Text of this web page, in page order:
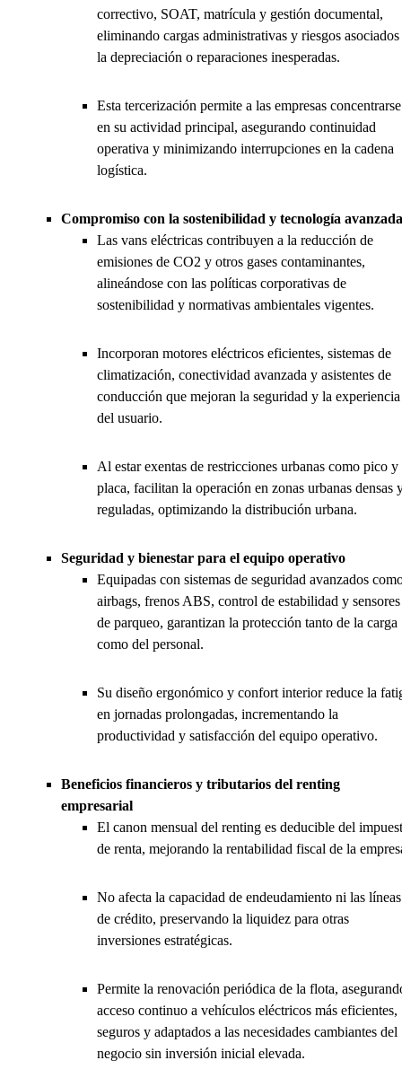
correctivo, SOAT, matrícula y gestión documental,
eliminando cargas administrativas y riesgos asociados
la depreciación o reparaciones inesperadas.
Esta tercerización permite a las empresas concentrarse
en su actividad principal, asegurando continuidad
operativa y minimizando interrupciones en la cadena
logística.
Compromiso con la sostenibilidad y tecnología avanzada
Las vans eléctricas contribuyen a la reducción de
emisiones de CO2 y otros gases contaminantes,
alineándose con las políticas corporativas de
sostenibilidad y normativas ambientales vigentes.
Incorporan motores eléctricos eficientes, sistemas de
climatización, conectividad avanzada y asistentes de
conducción que mejoran la seguridad y la experiencia
del usuario.
Al estar exentas de restricciones urbanas como pico y
placa, facilitan la operación en zonas urbanas densas
reguladas, optimizando la distribución urbana.
Seguridad y bienestar para el equipo operativo
Equipadas con sistemas de seguridad avanzados
airbags, frenos ABS, control de estabilidad y sensores
de parqueo, garantizan la protección tanto de la carga
como del personal.
Su diseño ergonómico y confort interior reduce la
en jornadas prolongadas, incrementando la
productividad y satisfacción del equipo operativo.
Beneficios financieros y tributarios del renting
empresarial
El canon mensual del renting es deducible del
de renta, mejorando la rentabilidad fiscal de la
No afecta la capacidad de endeudamiento ni las líneas
de crédito, preservando la liquidez para otras
inversiones estratégicas.
Permite la renovación periódica de la flota,
acceso continuo a vehículos eléctricos más eficientes,
seguros y adaptados a las necesidades cambiantes del
negocio sin inversión inicial elevada.